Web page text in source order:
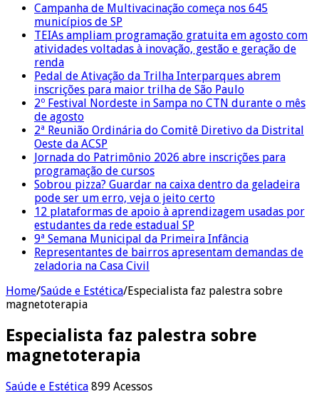
Campanha de Multivacinação começa nos 645
municípios de SP
TEIAs ampliam programação gratuita em agosto com
atividades voltadas à inovação, gestão e geração de
renda
Pedal de Ativação da Trilha Interparques abrem
inscrições para maior trilha de São Paulo
2º Festival Nordeste in Sampa no CTN durante o mês
de agosto
2ª Reunião Ordinária do Comitê Diretivo da Distrital
Oeste da ACSP
Jornada do Patrimônio 2026 abre inscrições para
programação de cursos
Sobrou pizza? Guardar na caixa dentro da geladeira
pode ser um erro, veja o jeito certo
12 plataformas de apoio à aprendizagem usadas por
estudantes da rede estadual SP
9ª Semana Municipal da Primeira Infância
Representantes de bairros apresentam demandas de
zeladoria na Casa Civil
Home/Saúde e Estética/Especialista faz palestra sobre
magnetoterapia
Especialista faz palestra sobre
magnetoterapia
Saúde e Estética 899 Acessos